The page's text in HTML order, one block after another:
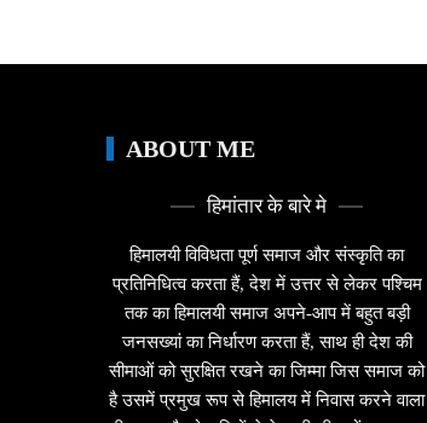
ABOUT ME
हिमांतार के बारे मे
हिमालयी विविधता पूर्ण समाज और संस्कृति का
प्रतिनिधित्व करता हैं, देश में उत्तर से लेकर पश्चिम
तक का हिमालयी समाज अपने-आप में बहुत बड़ी
जनसख्यां का निर्धारण करता हैं, साथ ही देश की
सीमाओं को सुरक्षित रखने का जिम्मा जिस समाज को
है उसमें प्रमुख रूप से हिमालय में निवास करने वाला